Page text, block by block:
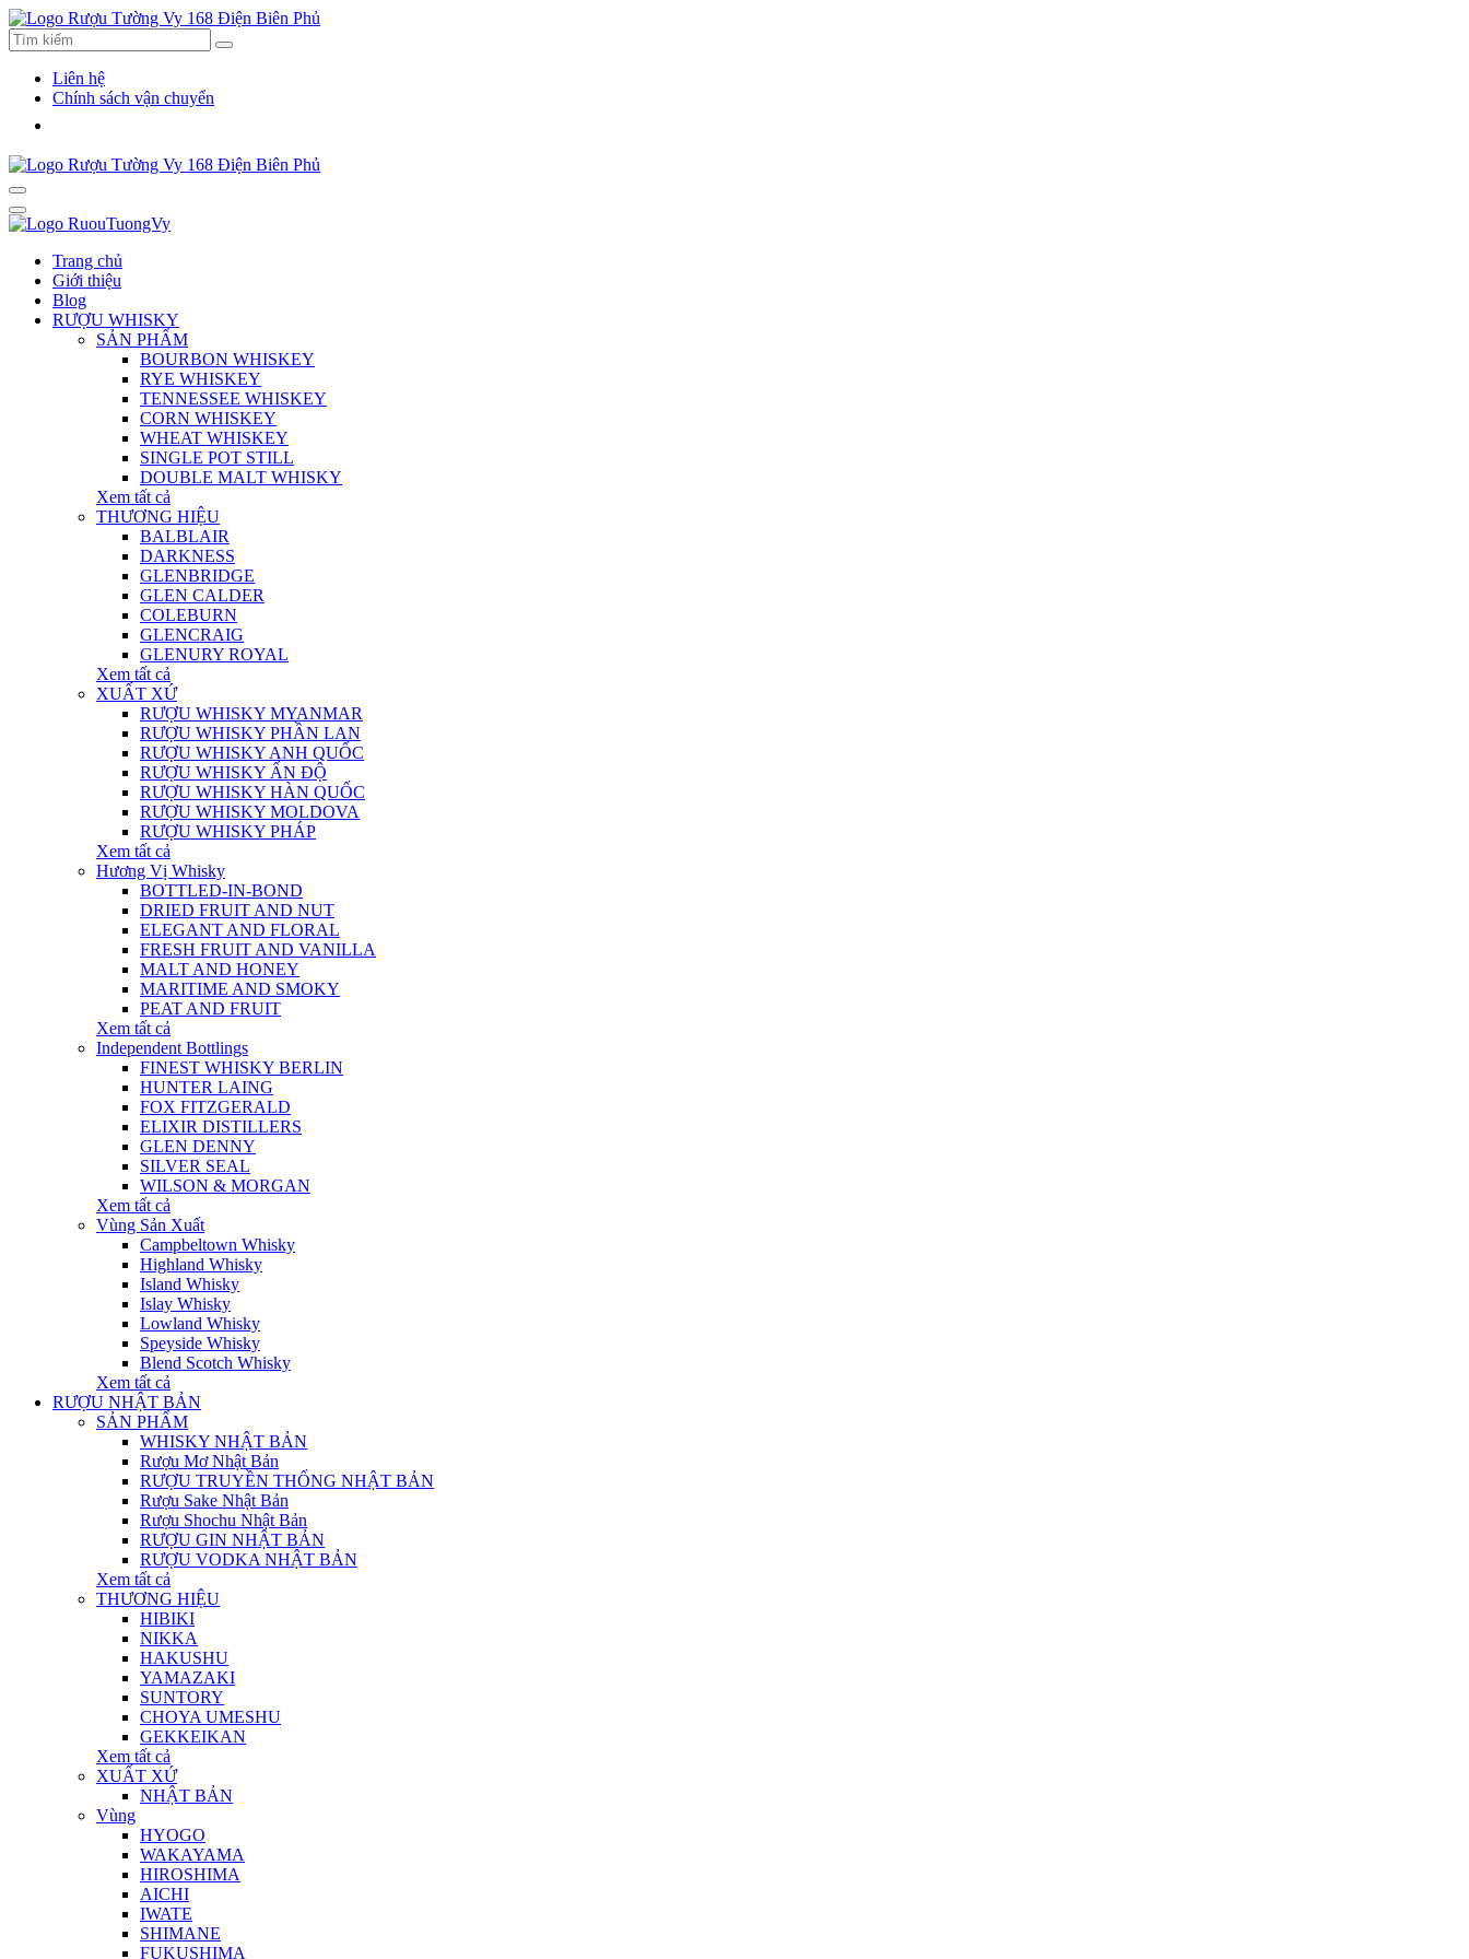
Liên hệ
Chính sách vận chuyển
Trang chủ
Giới thiệu
Blog
RƯỢU WHISKY
SẢN PHẨM
BOURBON WHISKEY
RYE WHISKEY
TENNESSEE WHISKEY
CORN WHISKEY
WHEAT WHISKEY
SINGLE POT STILL
DOUBLE MALT WHISKY
Xem tất cả
THƯƠNG HIỆU
BALBLAIR
DARKNESS
GLENBRIDGE
GLEN CALDER
COLEBURN
GLENCRAIG
GLENURY ROYAL
Xem tất cả
XUẤT XỨ
RƯỢU WHISKY MYANMAR
RƯỢU WHISKY PHẦN LAN
RƯỢU WHISKY ANH QUỐC
RƯỢU WHISKY ẤN ĐỘ
RƯỢU WHISKY HÀN QUỐC
RƯỢU WHISKY MOLDOVA
RƯỢU WHISKY PHÁP
Xem tất cả
Hương Vị Whisky
BOTTLED-IN-BOND
DRIED FRUIT AND NUT
ELEGANT AND FLORAL
FRESH FRUIT AND VANILLA
MALT AND HONEY
MARITIME AND SMOKY
PEAT AND FRUIT
Xem tất cả
Independent Bottlings
FINEST WHISKY BERLIN
HUNTER LAING
FOX FITZGERALD
ELIXIR DISTILLERS
GLEN DENNY
SILVER SEAL
WILSON & MORGAN
Xem tất cả
Vùng Sản Xuất
Campbeltown Whisky
Highland Whisky
Island Whisky
Islay Whisky
Lowland Whisky
Speyside Whisky
Blend Scotch Whisky
Xem tất cả
RƯỢU NHẬT BẢN
SẢN PHẨM
WHISKY NHẬT BẢN
Rượu Mơ Nhật Bản
RƯỢU TRUYỀN THỐNG NHẬT BẢN
Rượu Sake Nhật Bản
Rượu Shochu Nhật Bản
RƯỢU GIN NHẬT BẢN
RƯỢU VODKA NHẬT BẢN
Xem tất cả
THƯƠNG HIỆU
HIBIKI
NIKKA
HAKUSHU
YAMAZAKI
SUNTORY
CHOYA UMESHU
GEKKEIKAN
Xem tất cả
XUẤT XỨ
NHẬT BẢN
Vùng
HYOGO
WAKAYAMA
HIROSHIMA
AICHI
IWATE
SHIMANE
FUKUSHIMA